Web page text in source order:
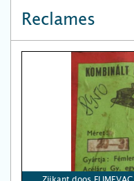
Reclames